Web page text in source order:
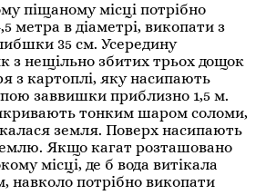
піщаному місці потрібно
метра в діаметрі, викопати з
35 см. Усередину
з нещільно збитих трьох дощок
з картоплі, яку насипають
заввишки приблизно 1,5 м.
тонким шаром соломи,
земля. Поверх насипають
Якщо кагат розташовано
місці, де б вода витікала
навколо потрібно викопати